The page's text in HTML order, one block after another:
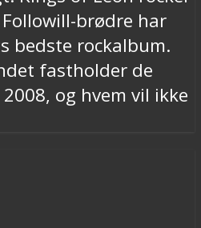
brødre har
bedste rockalbum.
fastholder de
og hvem vil ikke